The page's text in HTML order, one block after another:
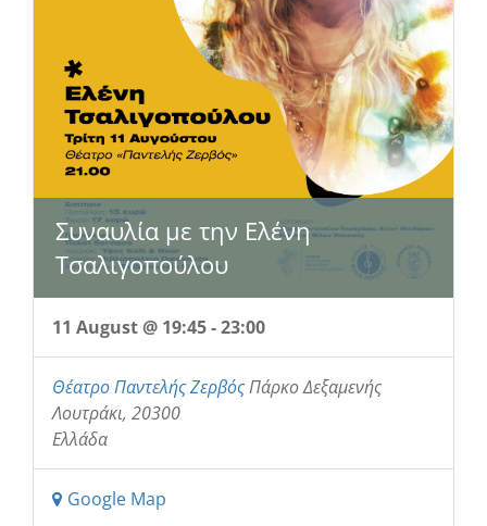
Συναυλία με την Ελένη
Τσαλιγοπούλου
11 August @ 19:45-23:00
Θέατρο Παντελής ΖερβόςΠάρκο Δεξαμενής
Λουτράκι, 20300
Ελλάδα
Google Map